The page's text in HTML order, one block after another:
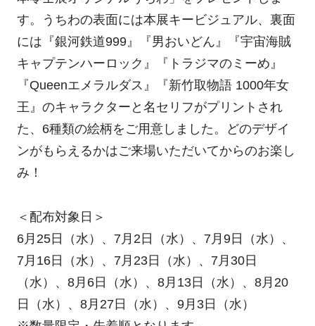
す。うちわの表面には本展キービジュアル、裏面
には『銀河鉄道999』『男おいどん』『宇宙海賊
キャプテンハーロック』『トラジマのミーめ』
『Queenエメラルダス』『新竹取物語 1000年女
王』のキャラクターと名セリフがプリントされ
た、6種類の絵柄をご用意しました。どのデザイ
ンがもらえるかはご来場いただいてからのお楽し
み！
＜配布対象日＞
6月25日（水）、7月2日（水）、7月9日（水）、
7月16日（水）、7月23日（水）、7月30日
（水）、8月6日（水）、8月13日（水）、8月20
日（水）、8月27日（水）、9月3日（水）